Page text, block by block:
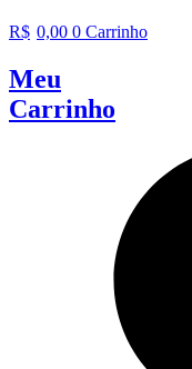
R$ 0,00 0 Carrinho
Meu
Carrinho